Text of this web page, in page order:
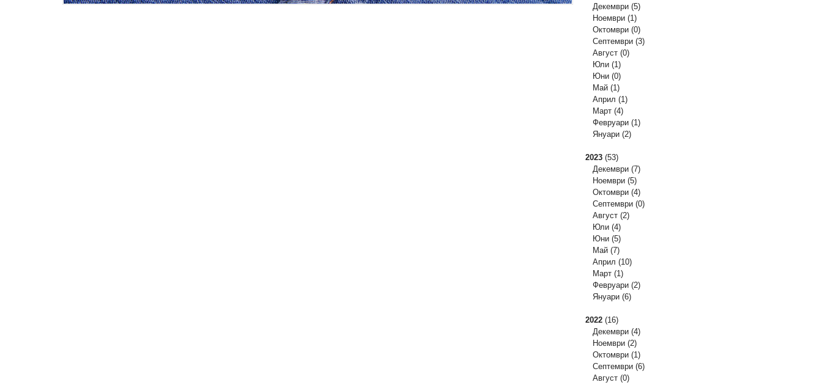
Декември (5)
Ноември (1)
Октомври (0)
Септември (3)
Август (0)
Юли (1)
Юни (0)
Май (1)
Април (1)
Март (4)
Февруари (1)
Януари (2)
2023 (53)
Декември (7)
Ноември (5)
Октомври (4)
Септември (0)
Август (2)
Юли (4)
Юни (5)
Май (7)
Април (10)
Март (1)
Февруари (2)
Януари (6)
2022 (16)
Декември (4)
Ноември (2)
Октомври (1)
Септември (6)
Август (0)